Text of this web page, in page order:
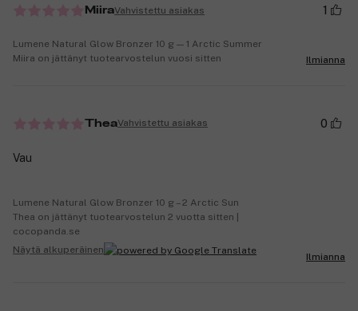
MiiraVahvistettu asiakas 1
Lumene Natural Glow Bronzer 10 g — 1 Arctic Summer
Miira on jättänyt tuotearvostelun vuosi sitten
Ilmianna
TheaVahvistettu asiakas 0
Vau
Lumene Natural Glow Bronzer 10 g – 2 Arctic Sun
Thea on jättänyt tuotearvostelun 2 vuotta sitten |
cocopanda.se
Näytä alkuperäinen
Ilmianna